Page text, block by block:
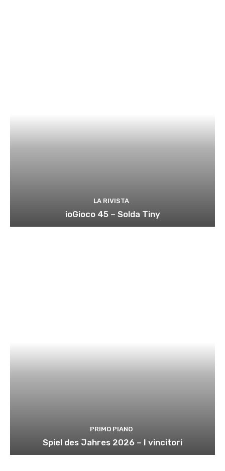
LA RIVISTA
ioGioco 45 – Solda Tiny
PRIMO PIANO
Spiel des Jahres 2026 – I vincitori